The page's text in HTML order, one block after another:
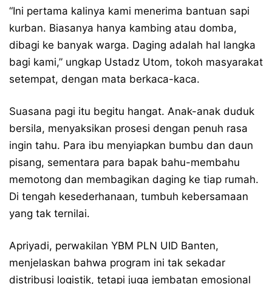
“Ini pertama kalinya kami menerima bantuan sapi
kurban. Biasanya hanya kambing atau domba,
dibagi ke banyak warga. Daging adalah hal langka
bagi kami,” ungkap Ustadz Utom, tokoh masyarakat
setempat, dengan mata berkaca-kaca.
Suasana pagi itu begitu hangat. Anak-anak duduk
bersila, menyaksikan prosesi dengan penuh rasa
ingin tahu. Para ibu menyiapkan bumbu dan daun
pisang, sementara para bapak bahu-membahu
memotong dan membagikan daging ke tiap rumah.
Di tengah kesederhanaan, tumbuh kebersamaan
yang tak ternilai.
Apriyadi, perwakilan YBM PLN UID Banten,
menjelaskan bahwa program ini tak sekadar
distribusi logistik, tetapi juga jembatan emosional